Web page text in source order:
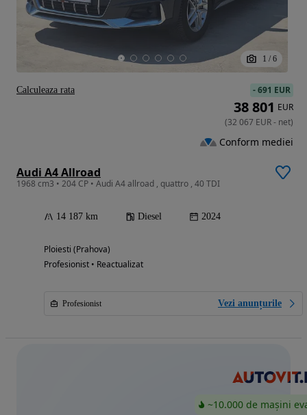
1 / 6
Audi A4 Allroad
1968 cm3 • 204 CP • Audi A4 allroad , quattro , 40 TDI
14 187 km Diesel 2024
Ploiesti (Prahova)
Profesionist • Reactualizat
Profesionist Vezi anunțurile
-691 EUR
38 801 EUR
(32 067 EUR- net)
Conform mediei
Calculeaza rata
~10.000 de mașini